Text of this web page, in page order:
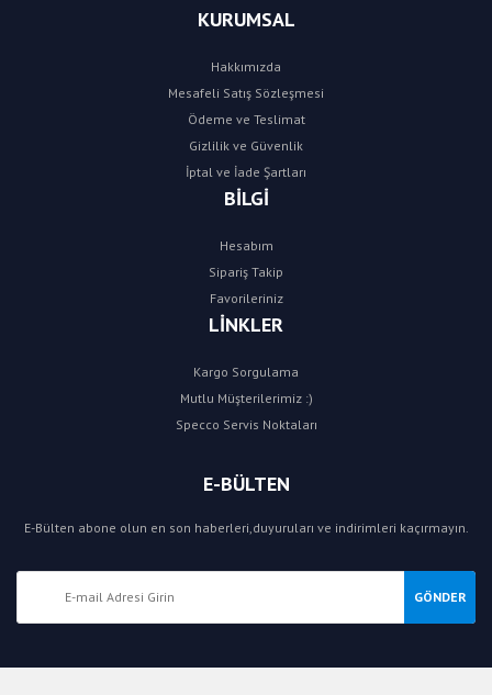
KURUMSAL
Hakkımızda
Mesafeli Satış Sözleşmesi
Ödeme ve Teslimat
Gizlilik ve Güvenlik
İptal ve İade Şartları
BİLGİ
Hesabım
Sipariş Takip
Favorileriniz
LİNKLER
Kargo Sorgulama
Mutlu Müşterilerimiz :)
Specco Servis Noktaları
E-BÜLTEN
E-Bülten abone olun en son haberleri,duyuruları ve indirimleri kaçırmayın.
GÖNDER